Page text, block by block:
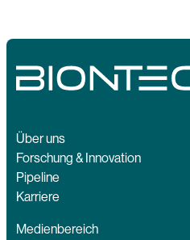
Über uns
Forschung & Innovation
Pipeline
Karriere
Medienbereich